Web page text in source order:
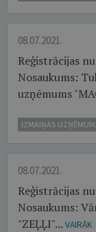
08.07.2021.
Reģistrācijas
Nosaukums:
uzņēmums
IZMAIŅAS
08.07.2021.
Reģistrācijas
Nosaukums:
"ZEĻĻI"... VAIRĀK